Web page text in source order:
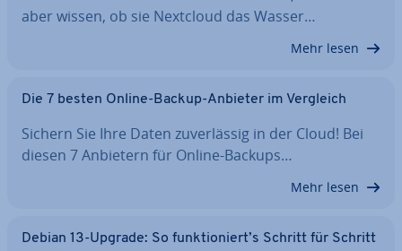
aber wissen, ob sie Nextcloud das Wasser…
Mehr lesen
Die 7 besten Online-Backup-Anbieter im Vergleich
Sichern Sie Ihre Daten zu­ver­läs­sig in der Cloud! Bei
diesen 7 Anbietern für Online-Backups…
Mehr lesen
Debian 13-Upgrade: So funk­tio­niert’s Schritt für Schritt